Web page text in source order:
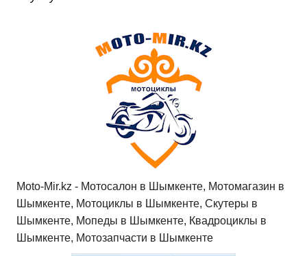
Moto-Mir.kz - Мотосалон в Шымкенте, Мотомагазин в
Шымкенте, Мотоциклы в Шымкенте, Скутеры в
Шымкенте, Мопеды в Шымкенте, Квадроциклы в
Шымкенте, Мотозапчасти в Шымкенте